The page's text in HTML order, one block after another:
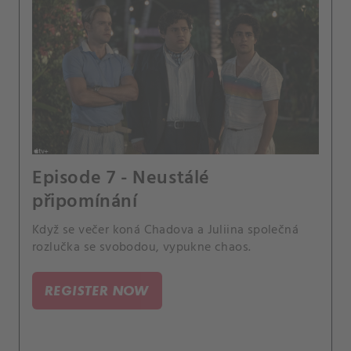
Episode 7 - Neustálé
připomínání
Když se večer koná Chadova a Juliina společná
rozlučka se svobodou, vypukne chaos.
REGISTER NOW